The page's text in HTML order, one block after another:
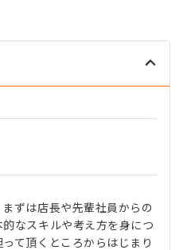
ずは店長や先輩社員からの
なスキルや考え方を身につ
て頂くところからはじまり